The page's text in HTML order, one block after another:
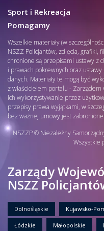
Sport i Rekreacja
Pomagamy
Wszelkie materiały (w
NSZZ Policjantów, zdjęcia, grafiki,
chronione są przepisami ustawy z
i prawach pokrewnych oraz
danych. Materiały te mogą być
z właścicielem portalu - Zarządem
ich wykorzystywanie przez
przepisy prawa wyjątkami, w
bez ważnej umowy jest
NSZZP © Niezależny
Wszystkie
Zarządy
NSZZ
Dolnośląskie Kujawsko-
Łódzkie Małopolskie